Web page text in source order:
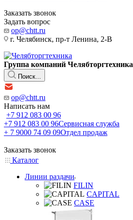
Заказать звонок
Задать вопрос
op@chtt.ru
г. Челябинск, пр-т Ленина, 2-В
Группа компаний Челябторгтехника
Поиск...
op@chtt.ru
Написать нам
+7 912 083 00 96
+7 912 083 00 96Сервисная служба
+ 7 9000 74 09 09Отдел продаж
Заказать звонок
Каталог
Линии раздачи
FILIN
CAPITAL
CASE